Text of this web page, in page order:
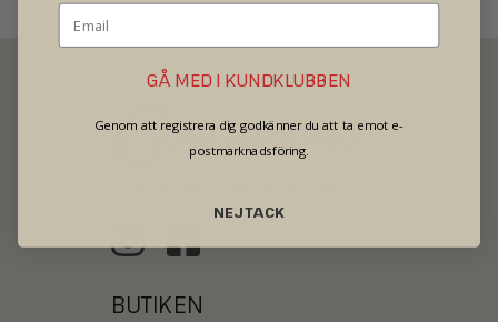
BUTIKEN
GÅ MED I KUNDKLUBBEN
Genom att registrera dig godkänner du att ta emot e-
postmarknadsföring.
NEJ TACK